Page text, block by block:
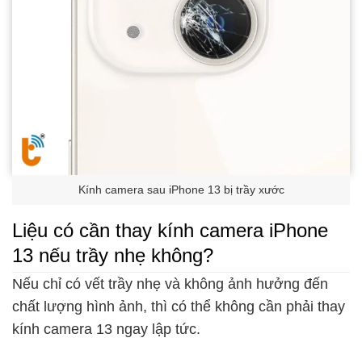
Kính camera sau iPhone 13 bị trầy xước
Liệu có cần thay kính camera iPhone
13 nếu trầy nhẹ không?
Nếu chỉ có vết trầy nhẹ và không ảnh hưởng đến
chất lượng hình ảnh, thì có thể không cần phải thay
kính camera 13 ngay lập tức.